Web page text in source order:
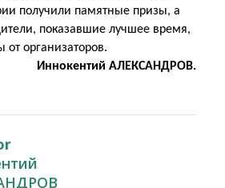
получили памятные призы, а
показавшие лучшее время,
организаторов.
Иннокентий АЛЕКСАНДРОВ.